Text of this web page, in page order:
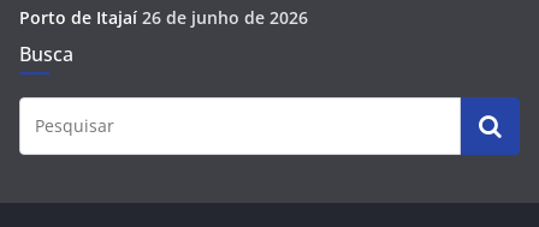
Porto de Itajaí 26 de junho de 2026
Busca